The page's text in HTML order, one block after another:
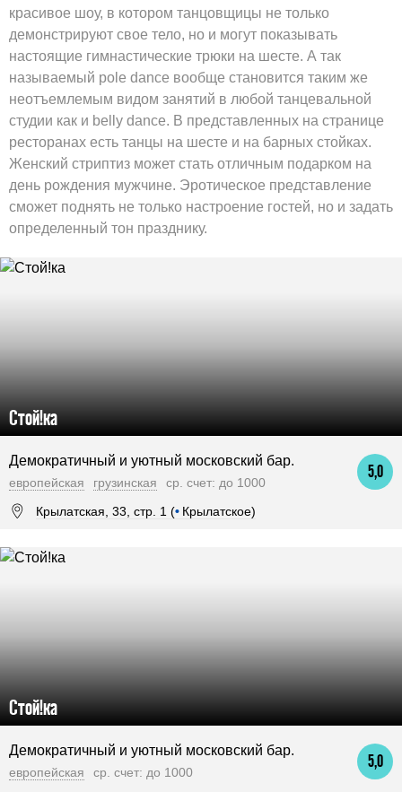
красивое шоу, в котором танцовщицы не только
демонстрируют свое тело, но и могут показывать
настоящие гимнастические трюки на шесте. А так
называемый pole dance вообще становится таким же
неотъемлемым видом занятий в любой танцевальной
студии как и belly dance. В представленных на странице
ресторанах есть танцы на шесте и на барных стойках.
Женский стриптиз может стать отличным подарком на
день рождения мужчине. Эротическое представление
сможет поднять не только настроение гостей, но и задать
определенный тон празднику.
Стой!ка
5,0
Демократичный и уютный московский бар.
европейская грузинская
ср. счет: до 1000
Крылатская, 33, стр. 1 (• Крылатское)
Стой!ка
5,0
Демократичный и уютный московский бар.
европейская
ср. счет: до 1000